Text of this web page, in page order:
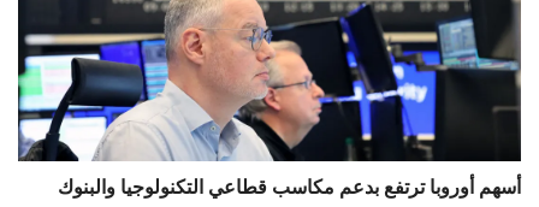
أسهم أوروبا ترتفع بدعم مكاسب قطاعي التكنولوجيا والبنوك